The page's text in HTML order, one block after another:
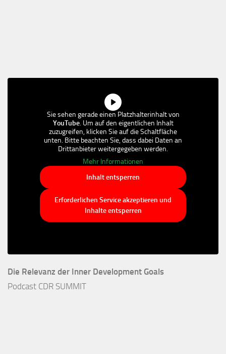
Sie sehen gerade einen Platzhalterinhalt von
YouTube. Um auf den eigentlichen Inhalt
zuzugreifen, klicken Sie auf die Schaltfläche
unten. Bitte beachten Sie, dass dabei Daten an
Drittanbieter weitergegeben werden.
Mehr Informationen
Inhalt entsperren
Erforderlichen Service akzeptieren und
Inhalte entsperren
Die Relevanz der Inner Development Goals
Podcast CDR SUMMIT